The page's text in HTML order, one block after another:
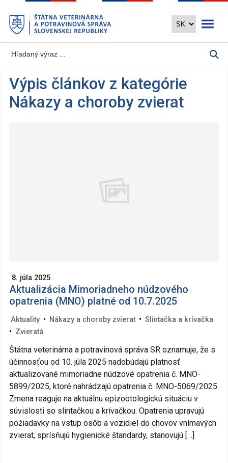
hlavný
obsah
Výpis článkov z kategórie
Nákazy a choroby zvierat
8. júla 2025
Aktualizácia Mimoriadneho núdzového
opatrenia (MNO) platné od 10.7.2025
Aktuality • Nákazy a choroby zvierat • Slintačka a krívačka
• Zvieratá
Štátna veterinárna a potravinová správa SR oznamuje, že s
účinnosťou od 10. júla 2025 nadobúdajú platnosť
aktualizované mimoriadne núdzové opatrenia č. MNO-
5899/2025, ktoré nahrádzajú opatrenia č. MNO-5069/2025.
Zmena reaguje na aktuálnu epizootologickú situáciu v
súvislosti so slintačkou a krívačkou. Opatrenia upravujú
požiadavky na vstup osôb a vozidiel do chovov vnímavých
zvierat, sprísňujú hygienické štandardy, stanovujú […]